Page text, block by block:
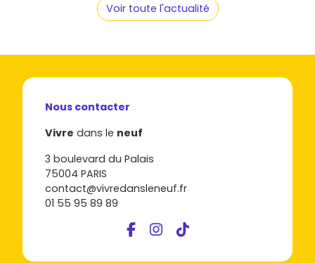
Voir toute l'actualité
Nous contacter
Vivre dans le neuf
3 boulevard du Palais
75004 PARIS
contact@vivredansleneuf.fr
01 55 95 89 89